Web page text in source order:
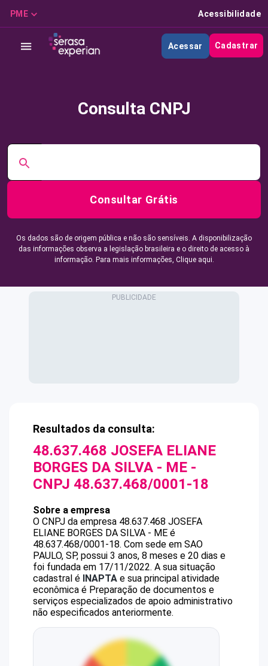
PME Acessibilidade
Acessar Cadastrar
Consulta CNPJ
Consultar Grátis
Os dados são de origem pública e não são sensíveis. A disponibilização
das informações observa a legislação brasileira e o direito de acesso à
informação. Para mais informações, Clique aqui.
Resultados da consulta:
48.637.468 JOSEFA ELIANE
BORGES DA SILVA - ME -
CNPJ 48.637.468/0001-18
Sobre a empresa
O CNPJ da empresa 48.637.468 JOSEFA
ELIANE BORGES DA SILVA - ME é
48.637.468/0001-18. Com sede em SAO
PAULO, SP, possui 3 anos, 8 meses e 20 dias e
foi fundada em 17/11/2022. A sua situação
cadastral é INAPTA e sua principal atividade
econômica é Preparação de documentos e
serviços especializados de apoio administrativo
não especificados anteriormente.